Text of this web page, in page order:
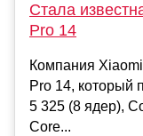
Стала
Pro 14
Компания
Pro 14, который
5 325 (8 ядер),
Core...